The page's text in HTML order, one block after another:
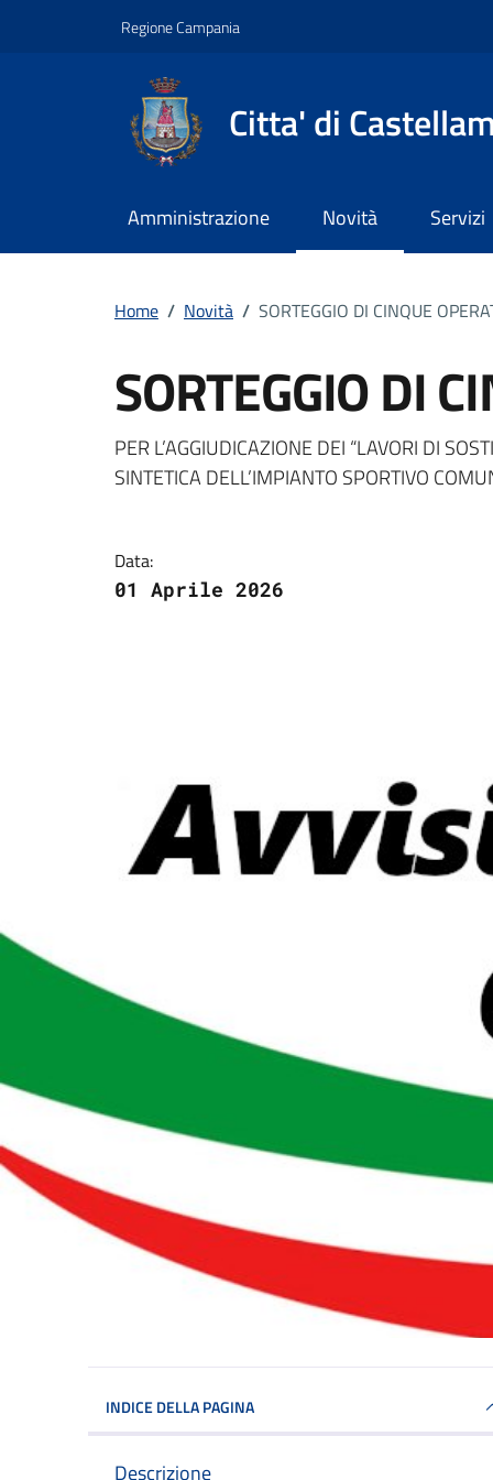
Regione Campania
Citta' di
Amministrazione Novità Servizi
Home / Novità / SORTEGGIO DI CINQUE
SORTEGGIO DI
Dettagli della
PER L’AGGIUDICAZIONE DEI “LAVORI DI
SINTETICA DELL’IMPIANTO SPORTIVO
Data:
01 Aprile 2026
INDICE DELLA PAGINA
Descrizione